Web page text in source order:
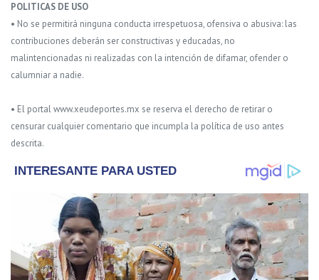
POLITICAS DE USO
• No se permitirá ninguna conducta irrespetuosa, ofensiva o abusiva: las
contribuciones deberán ser constructivas y educadas, no
malintencionadas ni realizadas con la intención de difamar, ofender o
calumniar a nadie.
• El portal www.xeudeportes.mx se reserva el derecho de retirar o
censurar cualquier comentario que incumpla la política de uso antes
descrita.